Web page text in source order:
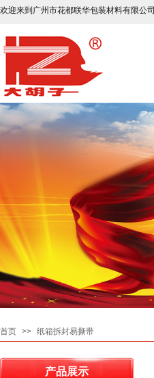
欢迎来到广州市花都联华包装材料有限公司
首页 >> 纸箱拆封易撕带
产品展示